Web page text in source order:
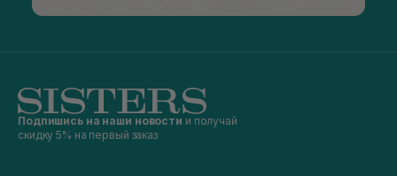
Подпишись на наши новости и получай
скидку 5% на первый заказ